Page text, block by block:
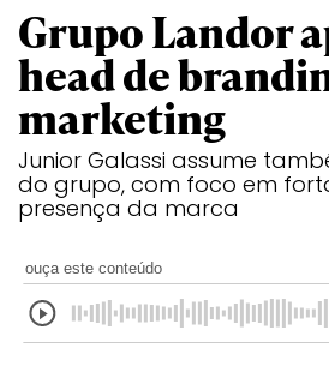
Grupo Landor
head de
marketing
Junior Galassi assume
do grupo, com foco em
presença da marca
ouça este conteúdo